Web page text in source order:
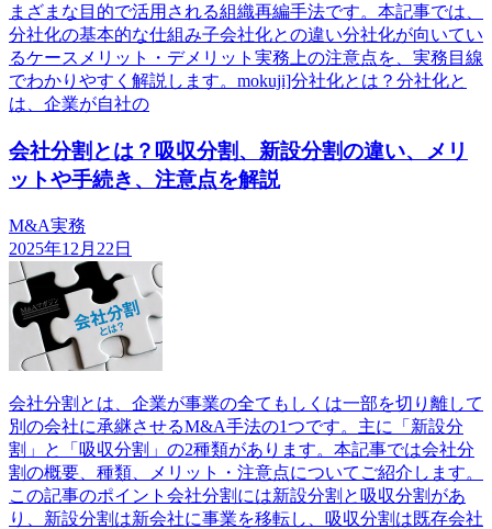
まざまな目的で活用される組織再編手法です。本記事では、
分社化の基本的な仕組み子会社化との違い分社化が向いてい
るケースメリット・デメリット実務上の注意点を、実務目線
でわかりやすく解説します。mokuji]分社化とは？分社化と
は、企業が自社の
会社分割とは？吸収分割、新設分割の違い、メリ
ットや手続き、注意点を解説
M&A実務
2025年12月22日
会社分割とは、企業が事業の全てもしくは一部を切り離して
別の会社に承継させるM&A手法の1つです。主に「新設分
割」と「吸収分割」の2種類があります。本記事では会社分
割の概要、種類、メリット・注意点についてご紹介します。
この記事のポイント会社分割には新設分割と吸収分割があ
り、新設分割は新会社に事業を移転し、吸収分割は既存会社